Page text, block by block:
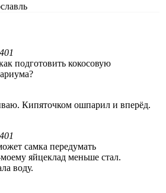
подготовить кокосовую
Кипяточком ошпарил и вперёд.
самка передумать
яйцеклад меньше стал.
воду.